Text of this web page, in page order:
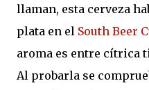
llaman, esta cerveza
plata en el South Beer
aroma es entre cítrica
Al probarla se